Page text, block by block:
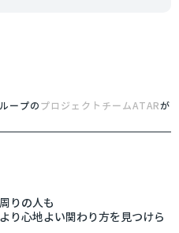
ープの プロジェクトチームATARが
りの人も
り心地よい関わり方を見つけら